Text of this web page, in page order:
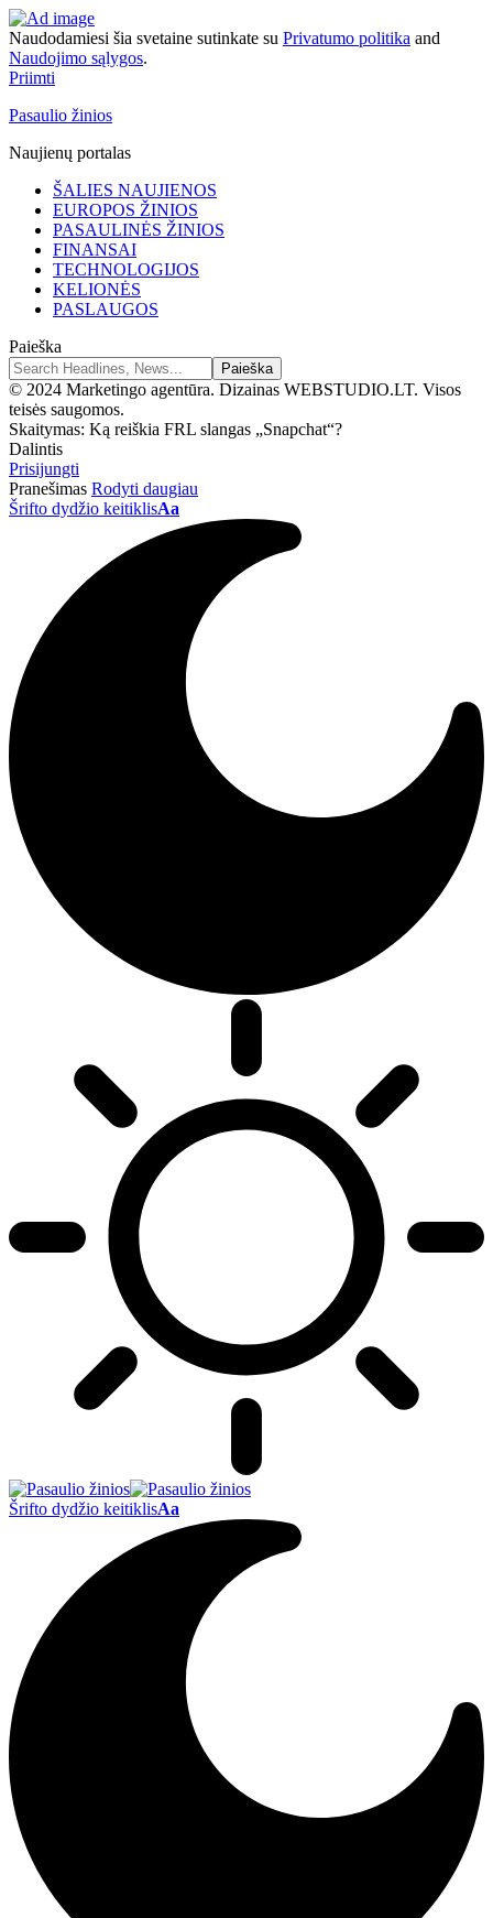
Naudodamiesi šia svetaine sutinkate su Privatumo politika and
Naudojimo sąlygos.
Priimti
Pasaulio žinios
Naujienų portalas
ŠALIES NAUJIENOS
EUROPOS ŽINIOS
PASAULINĖS ŽINIOS
FINANSAI
TECHNOLOGIJOS
KELIONĖS
PASLAUGOS
Paieška
© 2024 Marketingo agentūra. Dizainas WEBSTUDIO.LT. Visos
teisės saugomos.
Skaitymas: Ką reiškia FRL slangas „Snapchat“?
Dalintis
Prisijungti
Pranešimas Rodyti daugiau
Šrifto dydžio keitiklisAa
Šrifto dydžio keitiklisAa